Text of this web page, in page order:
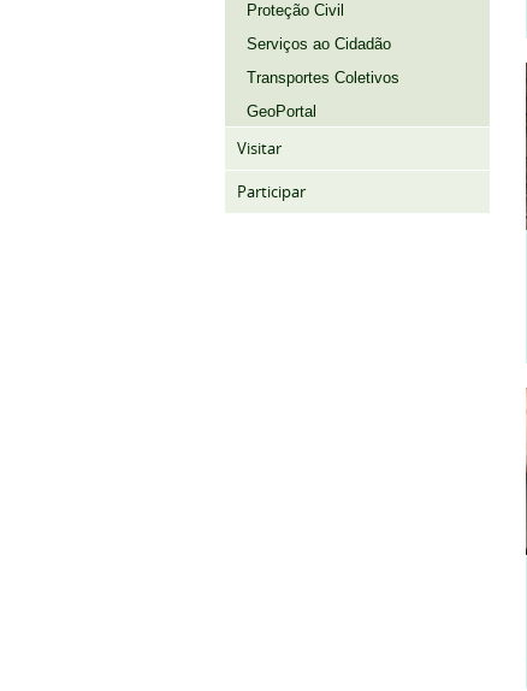
Proteção Civil
Serviços ao Cidadão
Transportes Coletivos
GeoPortal
Visitar
Participar